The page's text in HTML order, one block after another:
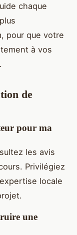
chaque
pour que votre
à vos
de
pour ma
les avis
Privilégiez
locale
une